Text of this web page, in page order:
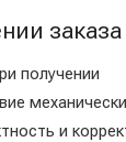
заказа
получении
и